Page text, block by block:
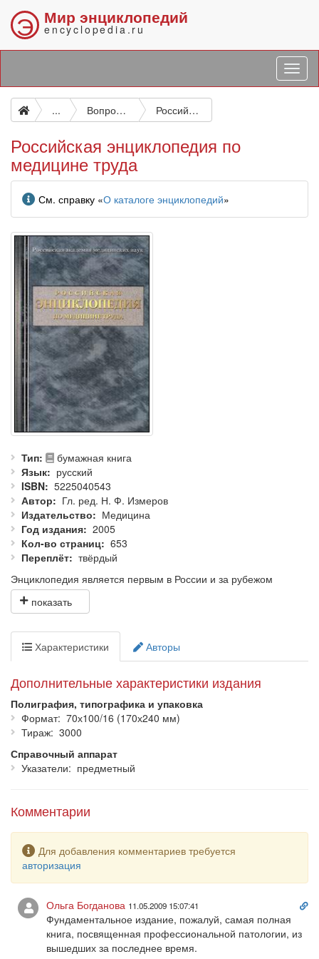
Э Мир энциклопедий
encyclopedia.ru
... Вопросы гигиены труда и медицинского обслуживания на предприятии Российская энциклопедия по медицине труда
Российская энциклопедия по
медицине труда
Информация
См. справку «О каталоге энциклопедий»
Тип
бумажная книга
Язык
русский
ISBN
5225040543
Автор
Гл. ред. Н. Ф. Измеров
Издательство
Медицина
Год издания
2005
Кол-во страниц
653
Переплёт
твёрдый
Энциклопедия является первым в России и за рубежом
систематизированным научно-справочным изданием по
медицине труда.
В энциклопедии представлены современные теоретические
положения профессиональной патологии, гигиенического
нормирования, социально-гигиенического мониторинга.
работающих людей: характере трудовой деятельности
(тяжесть и напряженность труда), вредных условиях
производственной среды, а также режимах труда и отдыха. В
энциклопедии приведены сведения об основных
профессиональных заболеваниях. Обобщены данные по
профилактике и социально-медицинской реабилитации.
Для врачей, специалистов в области охраны труда, экологии,
Характеристики Авторы
Дополнительные характеристики издания
Полиграфия, типографика и упаковка
Формат 70х100/16 (170х240 мм)
Тираж 3000
Справочный аппарат
Указатели
предметный
Комментарии
Предупреждение
Для добавления комментариев требуется
авторизация
Ольга Богданова 11.05.2009 15:07:41
Фундаментальное издание, пожалуй, самая полная
книга, посвященная профессиональной патологии, из
вышедших за последнее время.